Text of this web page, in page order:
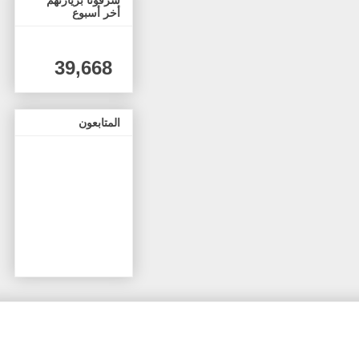
أخر أسبوع
39,668
المتابعون